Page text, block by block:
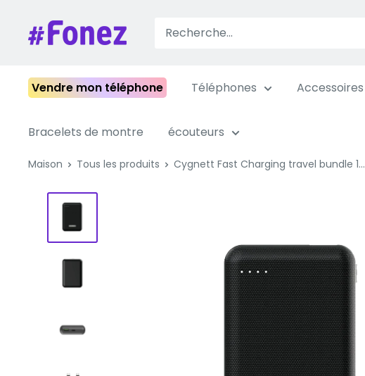
contenu
Fonez
Vendre mon téléphone Téléphones Accessoires
Bracelets de montre écouteurs
Maison Tous les produits Cygnett Fast Charging travel bundle 1...